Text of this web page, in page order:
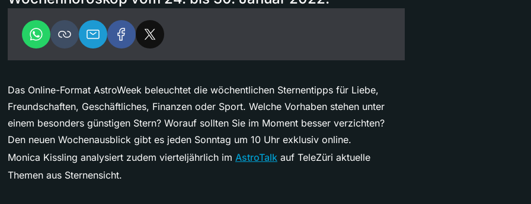
Das Online-Format AstroWeek beleuchtet die wöchentlichen Sternentipps für Liebe,
Freundschaften, Geschäftliches, Finanzen oder Sport. Welche Vorhaben stehen unter
einem besonders günstigen Stern? Worauf sollten Sie im Moment besser verzichten?
Den neuen Wochenausblick gibt es jeden Sonntag um 10 Uhr exklusiv online.
Monica Kissling analysiert zudem vierteljährlich im AstroTalk auf TeleZüri aktuelle
Themen aus Sternensicht.